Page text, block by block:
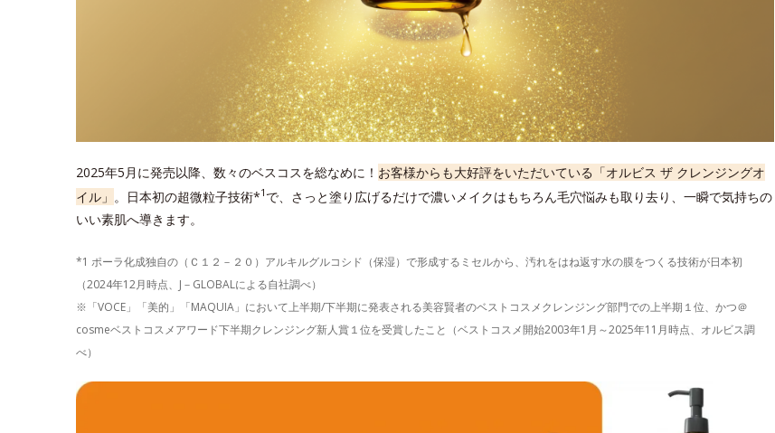
2025年5月に発売以降、数々のベスコスを総なめに！ お客様からも大好評をいただいている「オルビス ザ クレンジングオ
イル」 。日本初の超微粒子技術*1 で、さっと塗り広げるだけで濃いメイクはもちろん毛穴悩みも取り去り、一瞬で気持ちの
いい素肌へ導きます。
*1 ポーラ化成独自の（Ｃ１２－２０）アルキルグルコシド（保湿）で形成するミセルから、汚れをはね返す水の膜をつくる技術が日本初
（2024年12月時点、J－GLOBALによる自社調べ）
※「VOCE」「美的」「MAQUIA」において上半期/下半期に発表される美容賢者のベストコスメクレンジング部門での上半期１位、かつ＠
cosmeベストコスメアワード下半期クレンジング新人賞１位を受賞したこと（ベストコスメ開始2003年1月～2025年11月時点、オルビス調
べ）